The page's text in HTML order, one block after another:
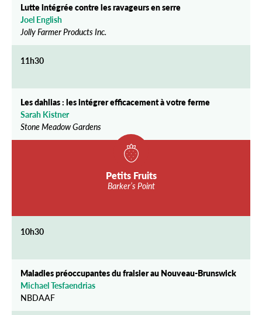
Lutte intégrée contre les ravageurs en serre
Joel English
Jolly Farmer Products Inc.
11h30
Les dahlias : les intégrer efficacement à votre ferme
Sarah Kistner
Stone Meadow Gardens
Petits Fruits
Barker’s Point
10h30
Maladies préoccupantes du fraisier au Nouveau-Brunswick
Michael Tesfaendrias
NBDAAF